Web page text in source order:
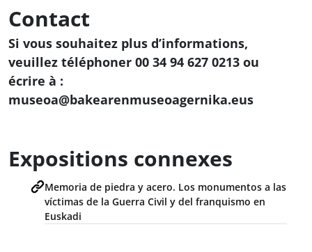
Contact
Si vous souhaitez plus d’informations,
veuillez téléphoner 00 34 94 627 0213 ou
écrire à :
museoa@bakearenmuseoagernika.eus
Expositions connexes
Memoria de piedra y acero. Los monumentos a las
víctimas de la Guerra Civil y del franquismo en
Euskadi